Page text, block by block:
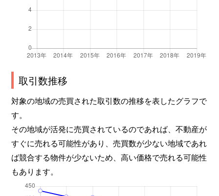
取引数推移
対象の地域の売買された取引数の推移を表したグラフで
す。
その地域が活発に売買されているのであれば、不動産が
すぐに売れる可能性があり、売買数が少ない地域であれ
ば競合する物件が少ないため、高い価格で売れる可能性
もあります。